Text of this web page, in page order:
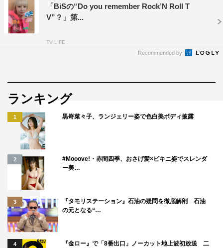
「BiSの“Do you remember Rock’N Roll T
V”？」第...
TV LIFE
Recommended by
ランキング
1 黒嵜菜々子、ランジェリー姿で色白美ボディ披露
2
#Mooove!・赤間四季、おさげ髪×ビキニ姿でスレンダ
ー美…
3
『タモリステーション』石油の疑問を徹底解剖 石油
の元となる“…
4
『金ロー』で「8番出口」ノーカット地上波初放送 二